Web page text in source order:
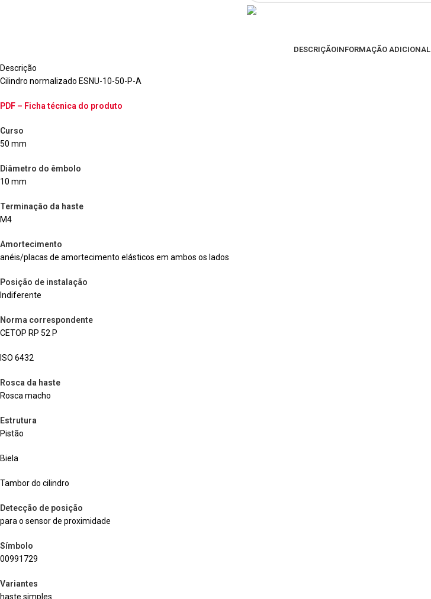
DESCRIÇÃOINFORMAÇÃO ADICIONAL
Descrição
Cilindro normalizado ESNU-10-50-P-A
PDF – Ficha técnica do produto
Curso
50 mm
Diâmetro do êmbolo
10 mm
Terminação da haste
M4
Amortecimento
anéis/placas de amortecimento elásticos em ambos os lados
Posição de instalação
Indiferente
Norma correspondente
CETOP RP 52 P
ISO 6432
Rosca da haste
Rosca macho
Estrutura
Pistão
Biela
Tambor do cilindro
Detecção de posição
para o sensor de proximidade
Símbolo
00991729
Variantes
haste simples